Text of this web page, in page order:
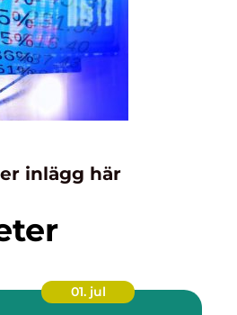
inlägg här
01. jul